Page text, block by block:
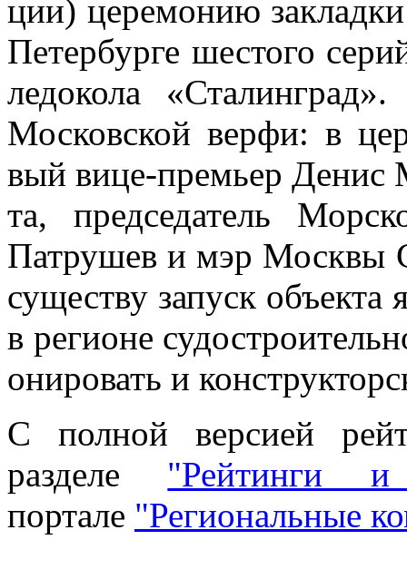
ции) це­ре­мо­нию
Пе­тер­бур­ге ше­сто­го
ле­до­ко­ла
Мос­ков­ской вер­фи: в
вый вице-пре­мьер
та, пред­се­да­тель
Патру­шев и мэр Моск­вы
су­ще­ству за­пуск объ­ек­та
в ре­ги­оне
о­ни­ро­вать и
С полной версией
разделе "Рейтинги и
портале "Региональные